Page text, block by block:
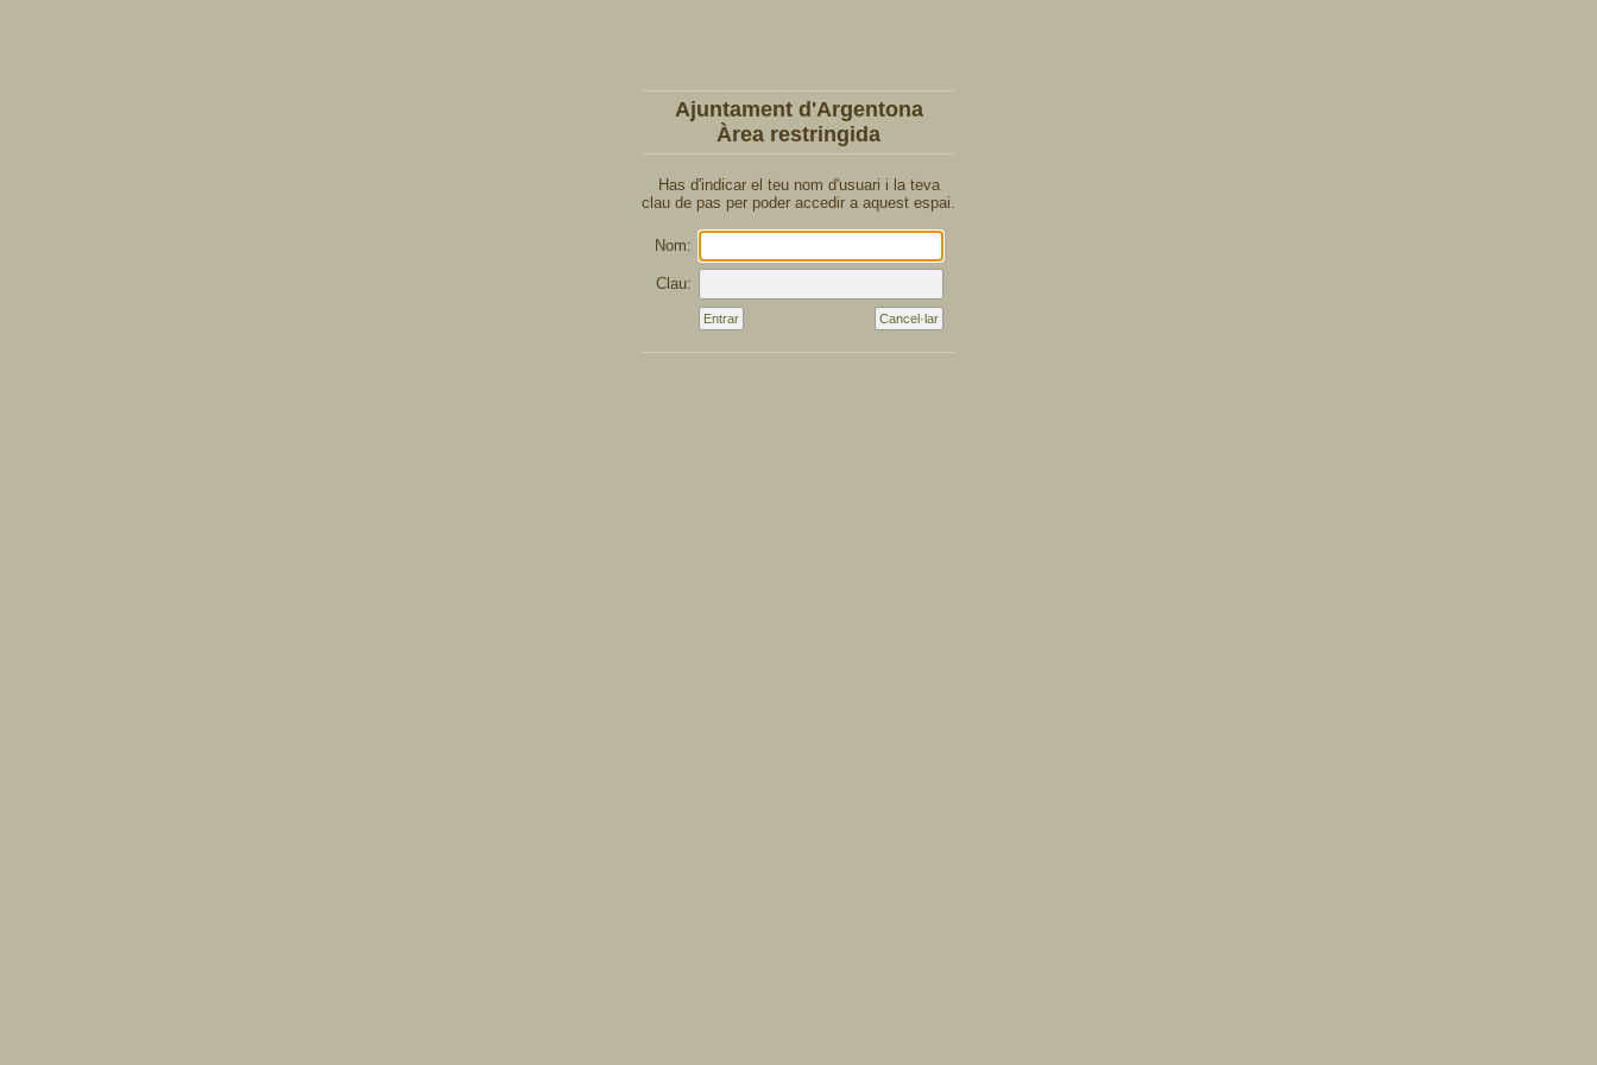
Ajuntament d'Argentona
Àrea restringida
Has d'indicar el teu nom d'usuari i la teva
clau de pas per poder accedir a aquest espai.
Nom:
Clau: